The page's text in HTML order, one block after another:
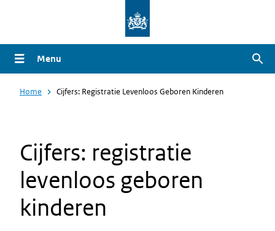
naar
de
gaan
Menu
Home Cijfers: Registratie Levenloos Geboren Kinderen
Cijfers: registratie
levenloos geboren
kinderen